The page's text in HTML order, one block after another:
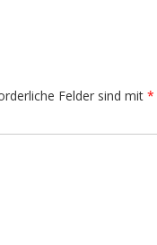
Felder sind mit *